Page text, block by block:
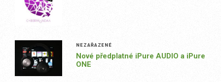
NEZAŘAZENÉ
Nové předplatné iPure AUDIO a iPure
ONE